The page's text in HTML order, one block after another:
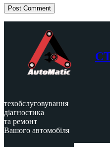
техобслуговування
діагностика
та ремонт
Вашого автомобіля